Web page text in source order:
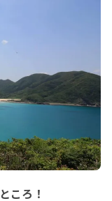
ころ！